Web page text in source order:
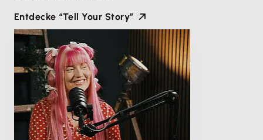
Entdecke “Tell Your Story”